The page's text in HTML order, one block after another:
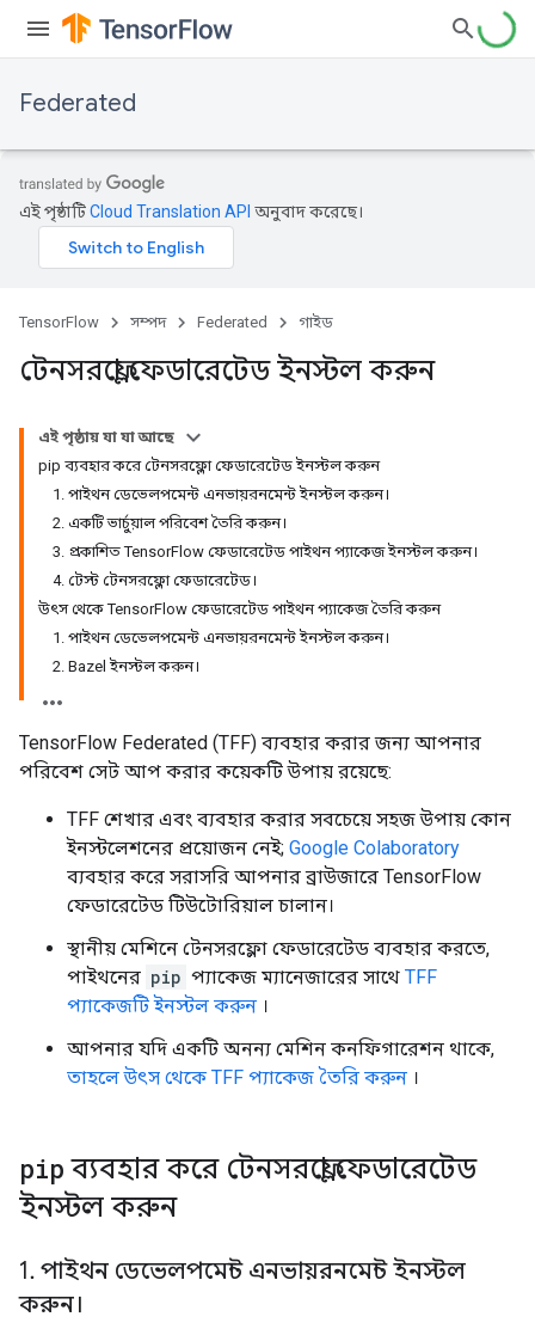
Federated
এই পৃষ্ঠাটিCloud Translation API অনুবাদ করেছে।
TensorFlow সম্পদ Federated গাইড
টেনসরফ্লো ফেডারেটেড ইনস্টল করুন
এই পৃষ্ঠায় যা যা আছে
pip ব্যবহার করে টেনসরফ্লো ফেডারেটেড ইনস্টল করুন
1. পাইথন ডেভেলপমেন্ট এনভায়রনমেন্ট ইনস্টল করুন।
2. একটি ভার্চুয়াল পরিবেশ তৈরি করুন।
3. প্রকাশিত TensorFlow ফেডারেটেড পাইথন প্যাকেজ ইনস্টল করুন।
4. টেস্ট টেনসরফ্লো ফেডারেটেড।
উৎস থেকে TensorFlow ফেডারেটেড পাইথন প্যাকেজ তৈরি করুন
1. পাইথন ডেভেলপমেন্ট এনভায়রনমেন্ট ইনস্টল করুন।
2. Bazel ইনস্টল করুন।
TensorFlow Federated (TFF) ব্যবহার করার জন্য আপনার
পরিবেশ সেট আপ করার কয়েকটি উপায় রয়েছে:
TFF শেখার এবং ব্যবহার করার সবচেয়ে সহজ উপায় কোন
ইনস্টলেশনের প্রয়োজন নেই; Google Colaboratory
ব্যবহার করে সরাসরি আপনার ব্রাউজারে TensorFlow
ফেডারেটেড টিউটোরিয়াল চালান।
স্থানীয় মেশিনে টেনসরফ্লো ফেডারেটেড ব্যবহার করতে,
পাইথনের pip প্যাকেজ ম্যানেজারের সাথে TFF
প্যাকেজটি ইনস্টল করুন ।
আপনার যদি একটি অনন্য মেশিন কনফিগারেশন থাকে,
তাহলে উৎস থেকে TFF প্যাকেজ তৈরি করুন ।
pip ব্যবহার করে টেনসরফ্লো ফেডারেটেড
ইনস্টল করুন
1. পাইথন ডেভেলপমেন্ট এনভায়রনমেন্ট ইনস্টল
করুন।